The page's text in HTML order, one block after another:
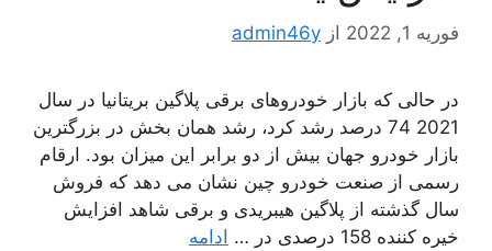
فوریه 1, 2022 از admin46y
در حالی که بازار خودروهای برقی پلاگین بریتانیا در سال
2021 74 درصد رشد کرد، رشد همان بخش در بزرگترین
بازار خودرو جهان بیش از دو برابر این میزان بود. ارقام
رسمی از صنعت خودرو چین نشان می دهد که فروش
سال گذشته از پلاگین هیبریدی و برقی شاهد افزایش
خیره کننده 158 درصدی در …
ادامه